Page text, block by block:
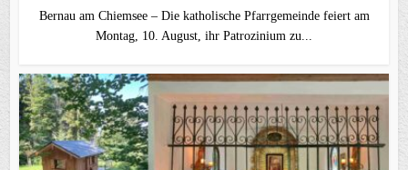
Bernau am Chiemsee – Die katholische Pfarrgemeinde feiert am
Montag, 10. August, ihr Patrozinium zu...